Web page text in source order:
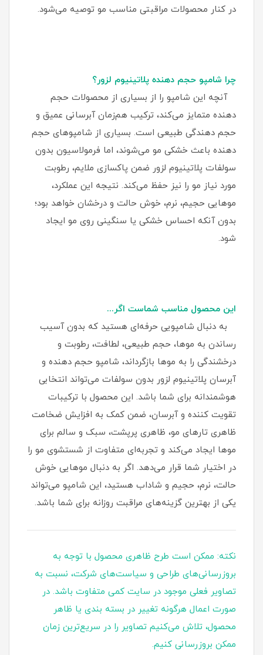
در کنار محصولات مراقبتی مناسب مو توصیه می‌شود.
چرا شامپو حجم دهنده پلاتینیوم لزور؟
آنچه این شامپو را از بسیاری از محصولات حجم‌
دهنده متمایز می‌کند، ترکیب هم‌زمان آبرسانی عمیق و
حجم‌ دهندگی طبیعی است. بسیاری از شامپوهای حجم‌
دهنده باعث خشکی مو می‌شوند، اما فرمولاسیون بدون
سولفات پلاتینیوم لزور ضمن پاکسازی ملایم، رطوبت
مورد نیاز مو را نیز حفظ می‌کند. نتیجه این عملکرد،
موهایی حجیم، نرم، خوش‌ حالت و درخشان خواهد بود؛
بدون آنکه احساس خشکی یا سنگینی روی مو ایجاد
شود.
این محصول مناسب شماست اگر...
به دنبال شامپویی حرفه‌ای هستید که بدون آسیب
رساندن به موها، حجم طبیعی، لطافت، رطوبت و
درخشندگی را به موها بازگرداند، شامپو حجم دهنده و
آبرسان پلاتینیوم لزور بدون سولفات می‌تواند انتخابی
هوشمندانه برای شما باشد. این محصول با ترکیبات
تقویت‌ کننده و آبرسان، ضمن کمک به افزایش ضخامت
ظاهری تارهای مو، ظاهری پرپشت، سبک و سالم برای
موها ایجاد می‌کند و تجربه‌ای متفاوت از شستشوی مو را
در اختیار شما قرار می‌دهد. اگر به دنبال موهایی خوش‌
حالت، نرم، حجیم و شاداب هستید، این شامپو می‌تواند
یکی از بهترین گزینه‌های مراقبت روزانه برای شما باشد.
نکته: ممکن است طرح ظاهری محصول با توجه به
بروزرسانی‌های طراحی و سیاست‌های شرکت، نسبت به
تصاویر فعلی موجود در سایت کمی متفاوت باشد. در
صورت اعمال هرگونه تغییر در بسته‌ بندی یا ظاهر
محصول، تلاش می‌کنیم تصاویر را در سریع‌ترین زمان
ممکن بروزرسانی کنیم.